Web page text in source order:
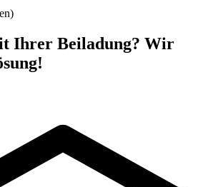
Ihrer Beiladung? Wir